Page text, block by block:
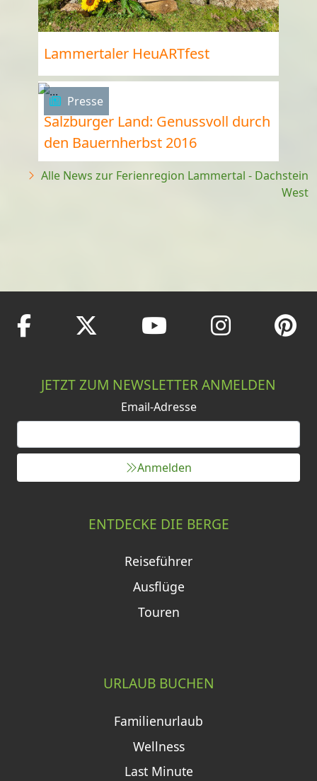
Lammertaler HeuARTfest
Salzburger Land: Genussvoll durch
den Bauernherbst 2016
Presse
Alle News zur Ferienregion Lammertal - Dachstein
West
JETZT ZUM NEWSLETTER ANMELDEN
Email-Adresse
Anmelden
ENTDECKE DIE BERGE
Reiseführer
Ausflüge
Touren
URLAUB BUCHEN
Familienurlaub
Wellness
Last Minute